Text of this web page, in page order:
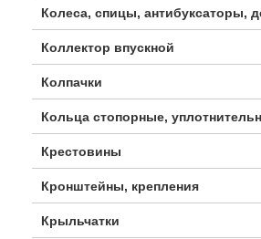
Колеса, спицы, антибуксаторы,
Коллектор впускной
Колпачки
Кольца стопорные,
Крестовины
Кронштейны, крепления
Крыльчатки